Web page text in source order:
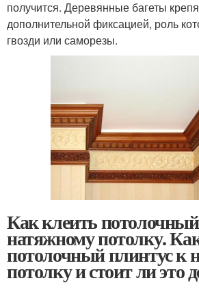
получится. Деревянные багеты
дополнительной фиксацией, роль
гвозди или саморезы.
Как клеить
натяжному потолку.
потолочный плинтус к
потолку и стоит ли это